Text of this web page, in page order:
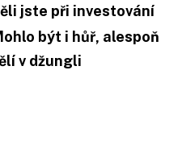
jste při investování
být i hůř, alespoň
v džungli